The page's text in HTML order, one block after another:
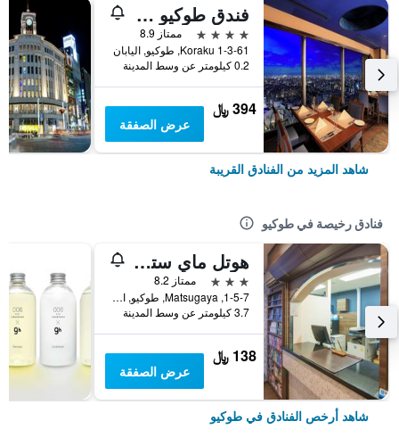
فندق طوكيو دوم
4 نجوم
ممتاز 8.9
1-3-61 Koraku, طوكيو, اليابان
0.2 كيلومتر عن وسط المدينة
394 ﷼
عرض الصفقة
شاهد المزيد من الفنادق القريبة
فنادق رخيصة في طوكيو
هوتل ماي ستايز أوينو إناريتشو
3 نجوم
ممتاز 8.2
1-5-7, Matsugaya, طوكيو, اليابان
3.7 كيلومتر عن وسط المدينة
138 ﷼
عرض الصفقة
شاهد أرخص الفنادق في طوكيو